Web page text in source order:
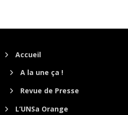
Accueil
A la une ça !
Revue de Presse
L’UNSa Orange